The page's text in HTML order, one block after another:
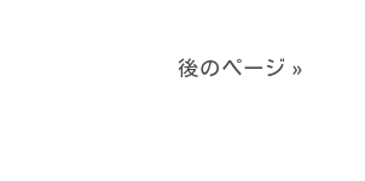
後のページ »